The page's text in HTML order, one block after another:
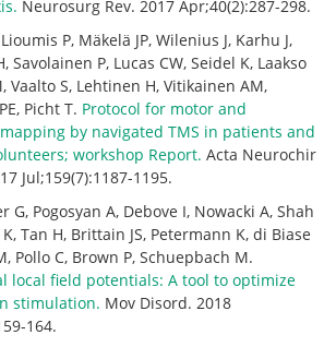
Neurosurg Rev. 2017 Apr;40(2):287-298.
P, Mäkelä JP, Wilenius J, Karhu J,
Savolainen P, Lucas CW, Seidel K, Laakso
Vaalto S, Lehtinen H, Vitikainen AM,
Picht T. Protocol for motor and
by navigated TMS in patients and
workshop Report. Acta Neurochir
Jul;159(7):1187-1195.
G, Pogosyan A, Debove I, Nowacki A, Shah
K, Tan H, Brittain JS, Petermann K, di Biase
Pollo C, Brown P, Schuepbach M.
local field potentials: A tool to optimize
stimulation. Mov Disord. 2018
164.